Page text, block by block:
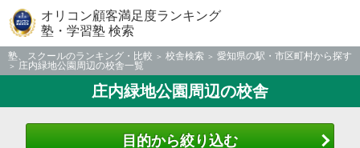
オリコン顧客満足度ランキング
塾・学習塾 検索
塾、スクールのランキング・比較 校舎検索
愛知県の駅・市区町村から探す
庄内緑地公園周辺の校舎一覧
庄内緑地公園周辺の校舎
目的から絞り込む